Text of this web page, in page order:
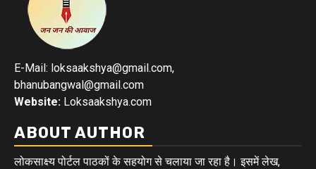
E-Mail: loksaakshya@gmail.com,
bhanubangwal@gmail.com
Website: Loksaakshya.com
ABOUT AUTHOR
लोकसाक्ष्य पोर्टल पाठकों के सहयोग से चलाया जा रहा है। इसमें लेख,